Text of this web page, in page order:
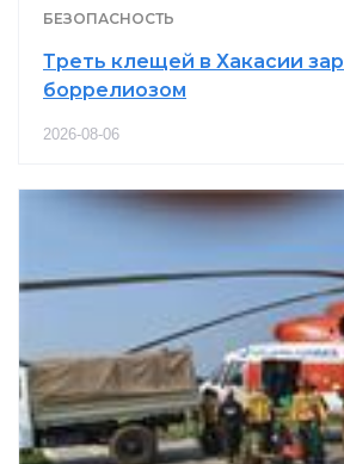
БЕЗОПАСНОСТЬ
Треть клещей в Хакасии
боррелиозом
2026-08-06